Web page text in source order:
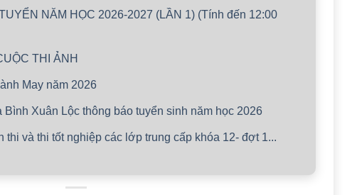
NĂM HỌC 2026-2027 (LẦN 1) (Tính đến 12:00
THI ẢNH
May năm 2026
Xuân Lộc thông báo tuyển sinh năm học 2026
thi và thi tốt nghiệp các lớp trung cấp khóa 12- đợt 1...